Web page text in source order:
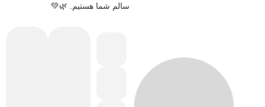
سالم شما هستیم. 🌿💚